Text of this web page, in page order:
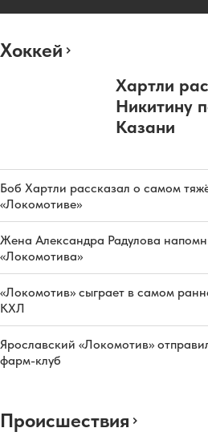
Хоккей
Хартли
Никитину
Казани
Боб Хартли рассказал о самом
«Локомотиве»
Жена Александра Радулова
«Локомотива»
«Локомотив» сыграет в самом
КХЛ
Ярославский «Локомотив»
фарм-клуб
Происшествия